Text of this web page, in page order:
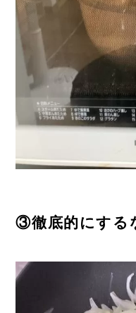
③徹底的にする